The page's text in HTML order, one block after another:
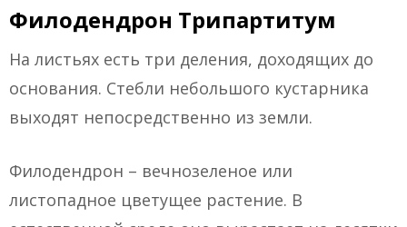
Филодендрон Трипартитум
На листьях есть три деления, доходящих до
основания. Стебли небольшого кустарника
выходят непосредственно из земли.
Филодендрон – вечнозеленое или
листопадное цветущее растение. В